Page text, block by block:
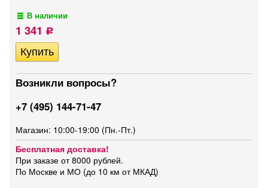
В наличии
1 341 Р
Возникли вопросы?
+7 (495) 144-71-47
Магазин: 10:00-19:00 (Пн.-Пт.)
Бесплатная доставка!
При заказе от 8000 рублей.
По Москве и МО (до 10 км от МКАД)